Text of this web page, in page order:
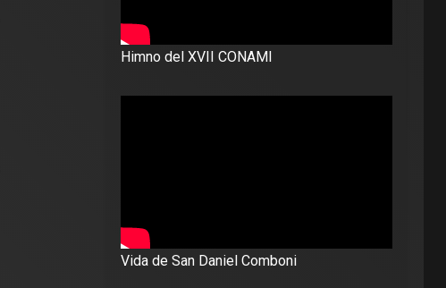
Himno del XVII CONAMI
Vida de San Daniel Comboni